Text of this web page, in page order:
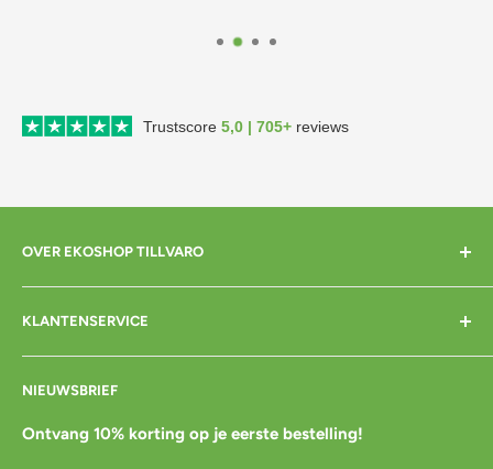
Trustscore 5,0 | 705+ reviews
OVER EKOSHOP TILLVARO
Home
Over mij
Contact
Cadeaubon
Pre-order
KLANTENSERVICE
Bezorgen
Betalen
Bestellen
NIEUWSBRIEF
Ontvang 10% korting op je eerste bestelling!